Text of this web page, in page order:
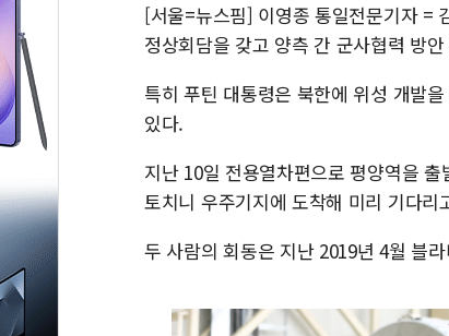
[서울=뉴스핌] 이영종 통일전문기자 =
정상회담을 갖고 양측 간 군사협력 방
특히 푸틴 대통령은 북한에 위성 개발
있다.
지난 10일 전용열차편으로 평양역을
토치니 우주기지에 도착해 미리 기다
두 사람의 회동은 지난 2019년 4월 블